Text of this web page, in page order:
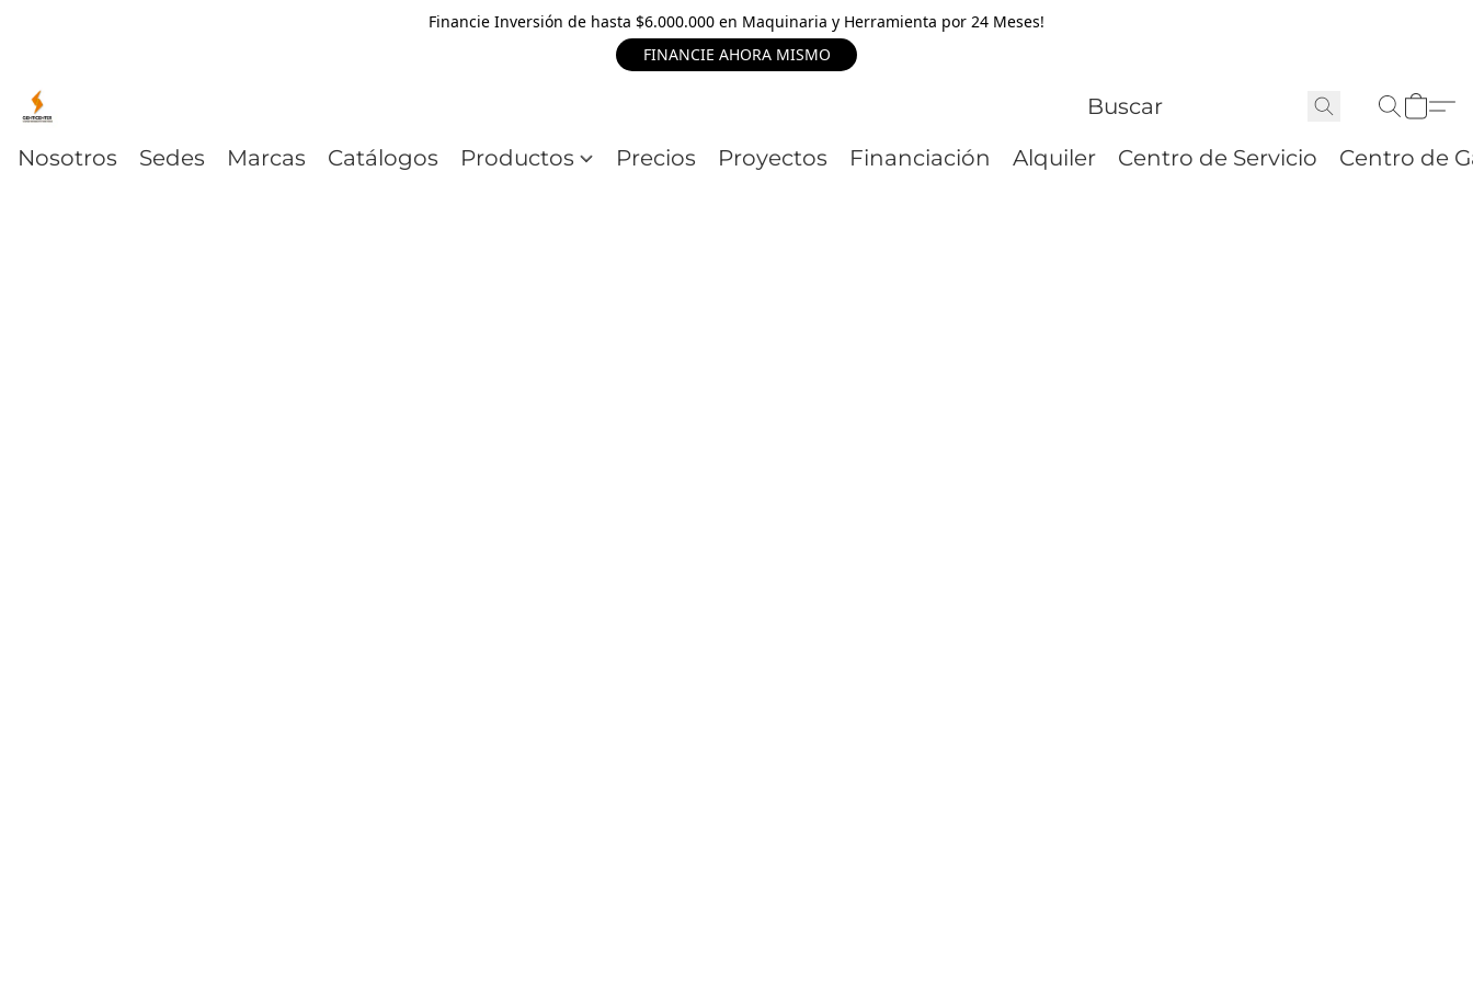
Financie Inversión de hasta $6.000.000 en Maquinaria y Herramienta por 24 Meses!
FINANCIE AHORA MISMO
Nosotros Sedes Marcas Catálogos Productos Precios Proyectos Financiación Alquiler Centro de Servicio Centro de